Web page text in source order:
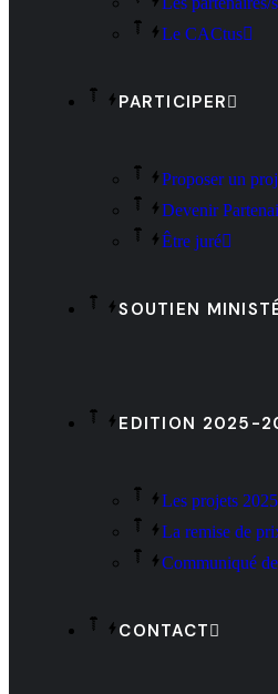
Le CACtus
PARTICIPER
Proposer un
Devenir
Être juré
SOUTIEN
EDITION 2025-
Les projets
La remise de
Communiqué
CONTACT